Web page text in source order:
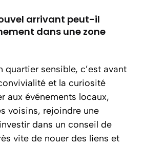
arrivant peut-il
dans une zone
quartier sensible, c’est avant
et la curiosité
aux événements locaux,
voisins, rejoindre une
dans un conseil de
vite de nouer des liens et